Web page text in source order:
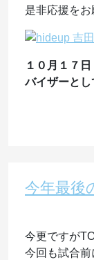
是非応援をお
１０月１７
バイザーとし
今年最後
今更ですが
今回も試合